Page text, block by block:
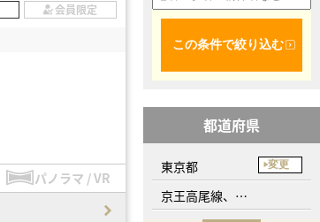
会員限定
パノラマ / VR
この条件で絞り込む
都道府県
東京都 変更
京王高尾線、山田駅